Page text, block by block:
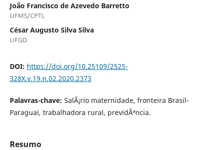
João Francisco de Azevedo Barretto
UFMS/CPTL
César Augusto Silva Silva
UFGD
DOI: https://doi.org/10.25109/2525-
328X.v.19.n.02.2020.2373
Palavras-chave: SalÃ¡rio maternidade, fronteira Brasil-
Paraguai, trabalhadora rural, previdÃªncia.
Resumo